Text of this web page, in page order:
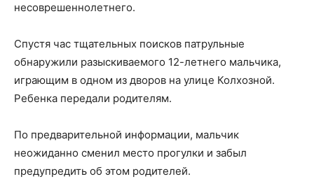
несоврешеннолетнего.
Спустя час тщательных поисков патрульные
обнаружили разыскиваемого 12-летнего мальчика,
играющим в одном из дворов на улице Колхозной.
Ребенка передали родителям.
По предварительной информации, мальчик
неожиданно сменил место прогулки и забыл
предупредить об этом родителей.